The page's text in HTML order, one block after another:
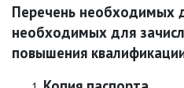
Перечень необходимых
необходимых для
повышения